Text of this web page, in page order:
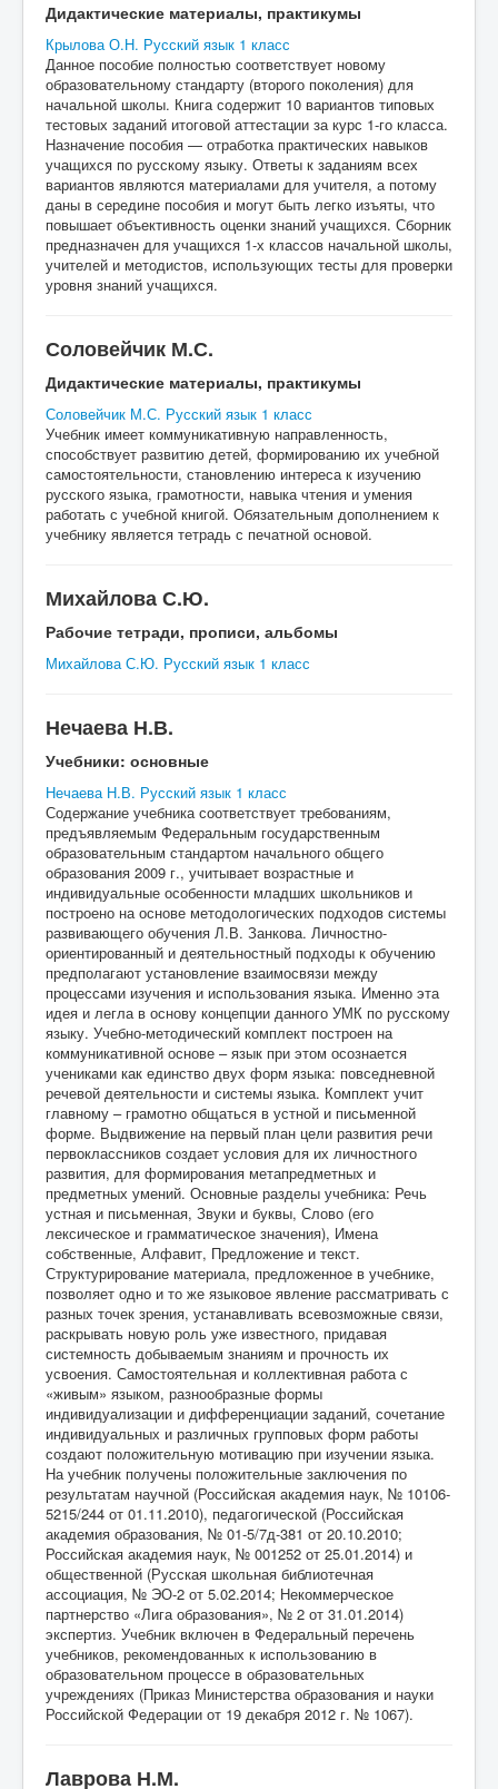
Дидактические материалы, практикумы
Крылова О.Н. Русский язык 1 класс
Данное пособие полностью соответствует новому
образовательному стандарту (второго поколения) для
начальной школы. Книга содержит 10 вариантов типовых
тестовых заданий итоговой аттестации за курс 1-го класса.
Назначение пособия — отработка практических навыков
учащихся по русскому языку. Ответы к заданиям всех
вариантов являются материалами для учителя, а потому
даны в середине пособия и могут быть легко изъяты, что
повышает объективность оценки знаний учащихся. Сборник
предназначен для учащихся 1-х классов начальной школы,
учителей и методистов, использующих тесты для проверки
уровня знаний учащихся.
Соловейчик М.С.
Дидактические материалы, практикумы
Соловейчик М.С. Русский язык 1 класс
Учебник имеет коммуникативную направленность,
способствует развитию детей, формированию их учебной
самостоятельности, становлению интереса к изучению
русского языка, грамотности, навыка чтения и умения
работать с учебной книгой. Обязательным дополнением к
учебнику является тетрадь с печатной основой.
Михайлова С.Ю.
Рабочие тетради, прописи, альбомы
Михайлова С.Ю. Русский язык 1 класс
Нечаева Н.В.
Учебники: основные
Нечаева Н.В. Русский язык 1 класс
Содержание учебника соответствует требованиям,
предъявляемым Федеральным государственным
образовательным стандартом начального общего
образования 2009 г., учитывает возрастные и
индивидуальные особенности младших школьников и
построено на основе методологических подходов системы
развивающего обучения Л.В. Занкова. Личностно-
ориентированный и деятельностный подходы к обучению
предполагают установление взаимосвязи между
процессами изучения и использования языка. Именно эта
идея и легла в основу концепции данного УМК по русскому
языку. Учебно-методический комплект построен на
коммуникативной основе – язык при этом осознается
учениками как единство двух форм языка: повседневной
речевой деятельности и системы языка. Комплект учит
главному – грамотно общаться в устной и письменной
форме. Выдвижение на первый план цели развития речи
первоклассников создает условия для их личностного
развития, для формирования метапредметных и
предметных умений. Основные разделы учебника: Речь
устная и письменная, Звуки и буквы, Слово (его
лексическое и грамматическое значения), Имена
собственные, Алфавит, Предложение и текст.
Структурирование материала, предложенное в учебнике,
позволяет одно и то же языковое явление рассматривать с
разных точек зрения, устанавливать всевозможные связи,
раскрывать новую роль уже известного, придавая
системность добываемым знаниям и прочность их
усвоения. Самостоятельная и коллективная работа с
«живым» языком, разнообразные формы
индивидуализации и дифференциации заданий, сочетание
индивидуальных и различных групповых форм работы
создают положительную мотивацию при изучении языка.
На учебник получены положительные заключения по
результатам научной (Российская академия наук, № 10106-
5215/244 от 01.11.2010), педагогической (Российская
академия образования, № 01-5/7д-381 от 20.10.2010;
Российская академия наук, № 001252 от 25.01.2014) и
общественной (Русская школьная библиотечная
ассоциация, № ЭО-2 от 5.02.2014; Некоммерческое
партнерство «Лига образования», № 2 от 31.01.2014)
экспертиз. Учебник включен в Федеральный перечень
учебников, рекомендованных к использованию в
образовательном процессе в образовательных
учреждениях (Приказ Министерства образования и науки
Российской Федерации от 19 декабря 2012 г. № 1067).
Лаврова Н.М.